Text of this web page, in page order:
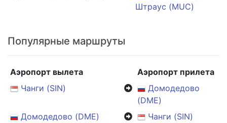
Штраус (MUC)
Популярные маршруты
Аэропорт вылета
Аэропорт прилета
Чанги (SIN)
Домодедово
(DME)
Домодедово (DME)
Чанги (SIN)